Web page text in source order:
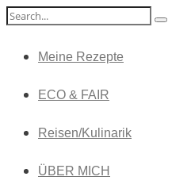
Meine Rezepte
ECO & FAIR
Reisen/Kulinarik
ÜBER MICH